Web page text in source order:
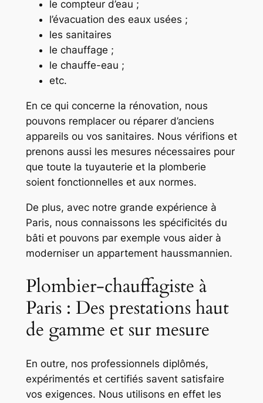
le compteur d’eau ;
l’évacuation des eaux usées ;
les sanitaires
le chauffage ;
le chauffe-eau ;
etc.
En ce qui concerne la rénovation, nous
pouvons remplacer ou réparer d’anciens
appareils ou vos sanitaires. Nous vérifions et
prenons aussi les mesures nécessaires pour
que toute la tuyauterie et la plomberie
soient fonctionnelles et aux normes.
De plus, avec notre grande expérience à
Paris, nous connaissons les spécificités du
bâti et pouvons par exemple vous aider à
moderniser un appartement haussmannien.
Plombier-chauffagiste à
Paris : Des prestations haut
de gamme et sur mesure
En outre, nos professionnels diplômés,
expérimentés et certifiés savent satisfaire
vos exigences. Nous utilisons en effet les